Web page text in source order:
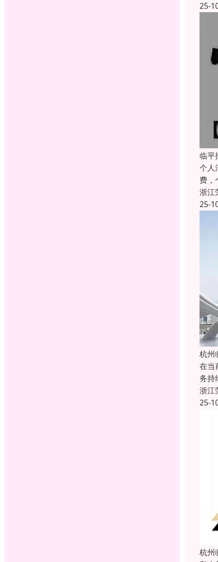
25-
临平
个人
费，
浙江
25-
杭州
在当
务持
浙江
25-
杭州